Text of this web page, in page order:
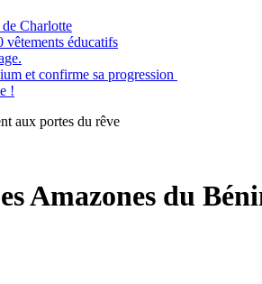
Charlotte
éducatifs
et confirme sa progression
!
aux portes du rêve
du